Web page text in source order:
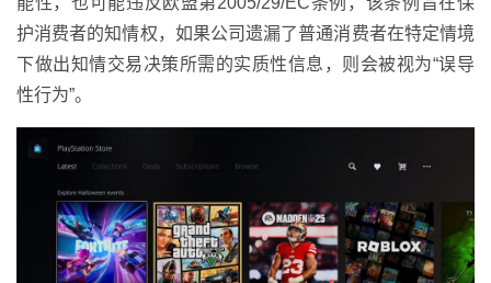
护消费者的知情权，如果公司遗漏了普通消费者在特定情境
下做出知情交易决策所需的实质性信息，则会被视为“误导
性行为”。